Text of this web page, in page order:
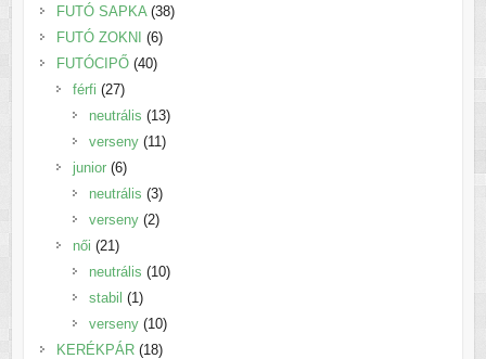
termék
FUTÓ SAPKA 3838
FUTÓ ZOKNI 66
termék
FUTÓCIPŐ 4040
férfi 2727
termék
neutrális 1313
termék
verseny 1111
junior 66
termék
neutrális 33
termék
verseny 22
női 2121
termék
neutrális 1010
stabil 11
termék
verseny 1010
termék
KERÉKPÁR 1818